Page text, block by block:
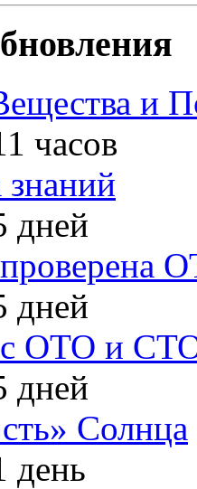
и
часов
дней
дней
с ОТО и
дней
Солнца
день